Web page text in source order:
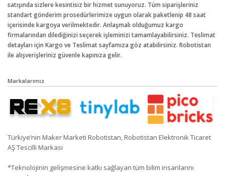
satışında sizlere kesintisiz bir hizmet sunuyoruz. Tüm siparişleriniz
standart gönderim prosedürlerimize uygun olarak paketlenip 48 saat
içerisinde kargoya verilmektedir. Anlaşmalı olduğumuz kargo
firmalarından dilediğinizi seçerek işleminizi tamamlayabilirsiniz. Teslimat
detayları için Kargo ve Teslimat sayfamıza göz atabilirsiniz. Robotistan
ile alışverişleriniz güvenle kapınıza gelir.
Markalarımız
Türkiye’nin Maker Marketi Robotistan, Robotistan Elektronik Ticaret
AŞ Tescilli Markası
*Teknolojinin gelişmesine katkı sağlayan tüm bilim insanlarını